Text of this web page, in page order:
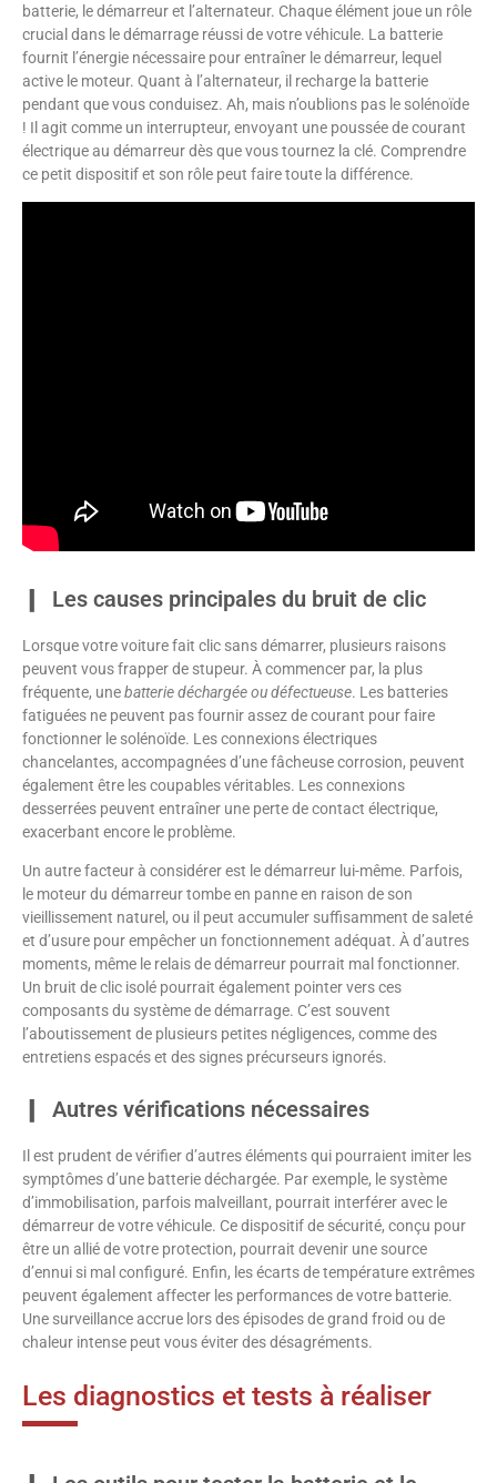
batterie, le démarreur et l’alternateur. Chaque élément joue un rôle
crucial dans le démarrage réussi de votre véhicule. La batterie
fournit l’énergie nécessaire pour entraîner le démarreur, lequel
active le moteur. Quant à l’alternateur, il recharge la batterie
pendant que vous conduisez. Ah, mais n’oublions pas le solénoïde
! Il agit comme un interrupteur, envoyant une poussée de courant
électrique au démarreur dès que vous tournez la clé. Comprendre
ce petit dispositif et son rôle peut faire toute la différence.
Les causes principales du bruit de clic
Lorsque votre voiture fait clic sans démarrer, plusieurs raisons
peuvent vous frapper de stupeur. À commencer par, la plus
fréquente, unebatterie déchargée ou défectueuse. Les batteries
fatiguées ne peuvent pas fournir assez de courant pour faire
fonctionner le solénoïde. Les connexions électriques
chancelantes, accompagnées d’une fâcheuse corrosion, peuvent
également être les coupables véritables. Les connexions
desserrées peuvent entraîner une perte de contact électrique,
exacerbant encore le problème.
Un autre facteur à considérer est le démarreur lui-même. Parfois,
le moteur du démarreur tombe en panne en raison de son
vieillissement naturel, ou il peut accumuler suffisamment de saleté
et d’usure pour empêcher un fonctionnement adéquat. À d’autres
moments, même le relais de démarreur pourrait mal fonctionner.
Un bruit de clic isolé pourrait également pointer vers ces
composants du système de démarrage. C’est souvent
l’aboutissement de plusieurs petites négligences, comme des
entretiens espacés et des signes précurseurs ignorés.
Autres vérifications nécessaires
Il est prudent de vérifier d’autres éléments qui pourraient imiter les
symptômes d’une batterie déchargée. Par exemple, le système
d’immobilisation, parfois malveillant, pourrait interférer avec le
démarreur de votre véhicule. Ce dispositif de sécurité, conçu pour
être un allié de votre protection, pourrait devenir une source
d’ennui si mal configuré. Enfin, les écarts de température extrêmes
peuvent également affecter les performances de votre batterie.
Une surveillance accrue lors des épisodes de grand froid ou de
chaleur intense peut vous éviter des désagréments.
Les diagnostics et tests à réaliser